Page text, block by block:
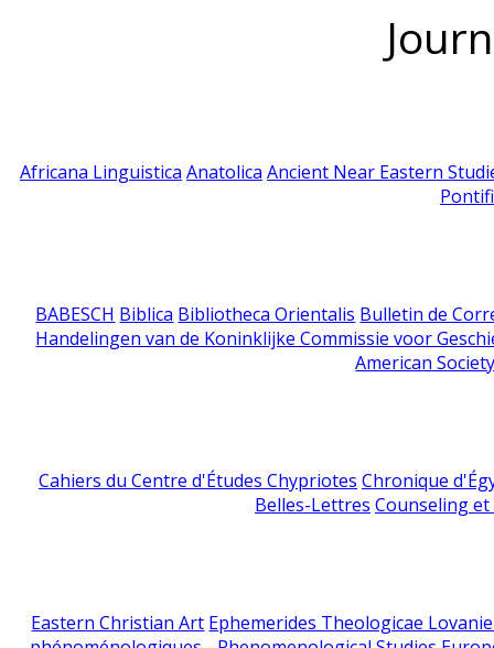
Africana Linguistica Anatolica Ancient Near Eastern
BABESCH Biblica Bibliotheca Orientalis Bulletin de
Handelingen van de Koninklijke Commissie voor
American
Cahiers du Centre d'Études Chypriotes Chronique
Belles-Lettres Counseling
Eastern Christian Art Ephemerides Theologicae